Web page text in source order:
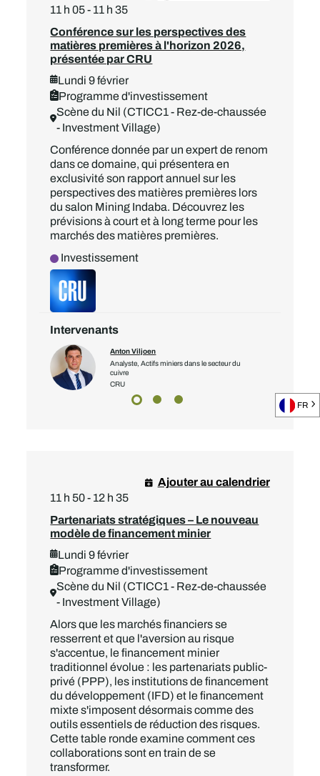
11 h 05 - 11 h 35
Conférence sur les perspectives des
matières premières à l'horizon 2026,
présentée par CRU
Lundi 9 février
Programme d'investissement
Scène du Nil (CTICC1 - Rez-de-chaussée
- Investment Village)
Conférence donnée par un expert de renom
dans ce domaine, qui présentera en
exclusivité son rapport annuel sur les
perspectives des matières premières lors
du salon Mining Indaba. Découvrez les
prévisions à court et à long terme pour les
marchés des matières premières.
Investissement
Intervenants
Anton Viljoen
Analyste, Actifs miniers dans le secteur du
cuivre
CRU
11 h 50 - 12 h 35
Partenariats stratégiques – Le nouveau
modèle de financement minier
Lundi 9 février
Programme d'investissement
Scène du Nil (CTICC1 - Rez-de-chaussée
- Investment Village)
Ajouter au calendrier
Alors que les marchés financiers se
resserrent et que l'aversion au risque
s'accentue, le financement minier
traditionnel évolue : les partenariats public-
privé (PPP), les institutions de financement
du développement (IFD) et le financement
mixte s'imposent désormais comme des
outils essentiels de réduction des risques.
Cette table ronde examine comment ces
collaborations sont en train de se
transformer.
FR